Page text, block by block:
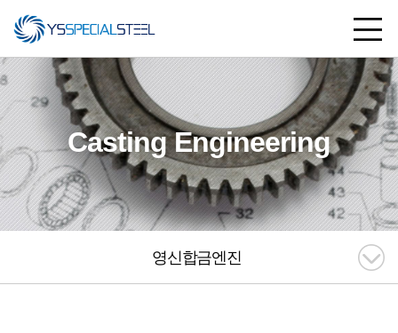
Casting Engineering
영신합금엔진